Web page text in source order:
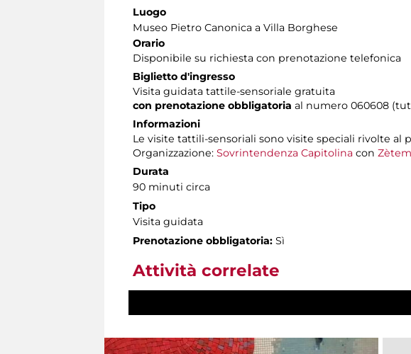
Luogo
Museo Pietro Canonica a Villa Borghese
Orario
Disponibile su richiesta con prenotazione telefonica
Biglietto d'ingresso
Visita guidata tattile-sensoriale gratuita
con prenotazione obbligatoria al numero 060608
Informazioni
Le visite tattili-sensoriali sono visite speciali rivolte al
Organizzazione: Sovrintendenza Capitolina con
Durata
90 minuti circa
Tipo
Visita guidata
Prenotazione obbligatoria: Sì
Attività correlate